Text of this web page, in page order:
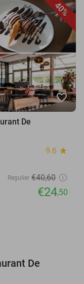
40%
favorite_border
De
9.6 star
Regulier €40,60
€24,50
De